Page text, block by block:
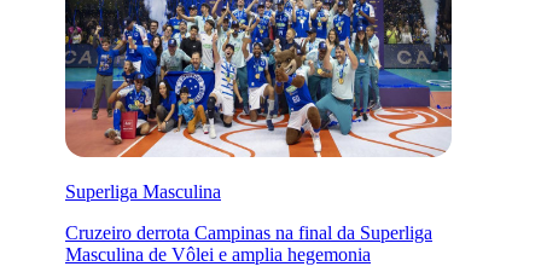
Superliga Masculina
Cruzeiro derrota Campinas na final da Superliga
Masculina de Vôlei e amplia hegemonia